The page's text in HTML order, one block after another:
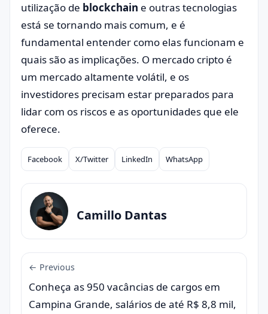
utilização de blockchain e outras tecnologias
está se tornando mais comum, e é
fundamental entender como elas funcionam e
quais são as implicações. O mercado cripto é
um mercado altamente volátil, e os
investidores precisam estar preparados para
lidar com os riscos e as oportunidades que ele
oferece.
Compartilhar
Facebook X/Twitter LinkedIn WhatsApp
Camillo Dantas
← Previous
Conheça as 950 vacâncias de cargos em
Campina Grande, salários de até R$ 8,8 mil,